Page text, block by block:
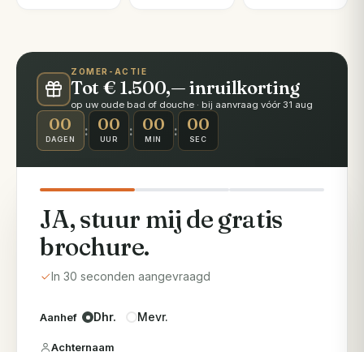
ZOMER-ACTIE
Tot € 1.500,— inruilkorting
op uw oude bad of douche · bij aanvraag vóór 31 aug
00
DAGEN
: 00
UUR
: 00
MIN
: 00
SEC
JA, stuur mij de gratis
brochure.
In 30 seconden aangevraagd
Aanhef Dhr. Mevr.
Achternaam